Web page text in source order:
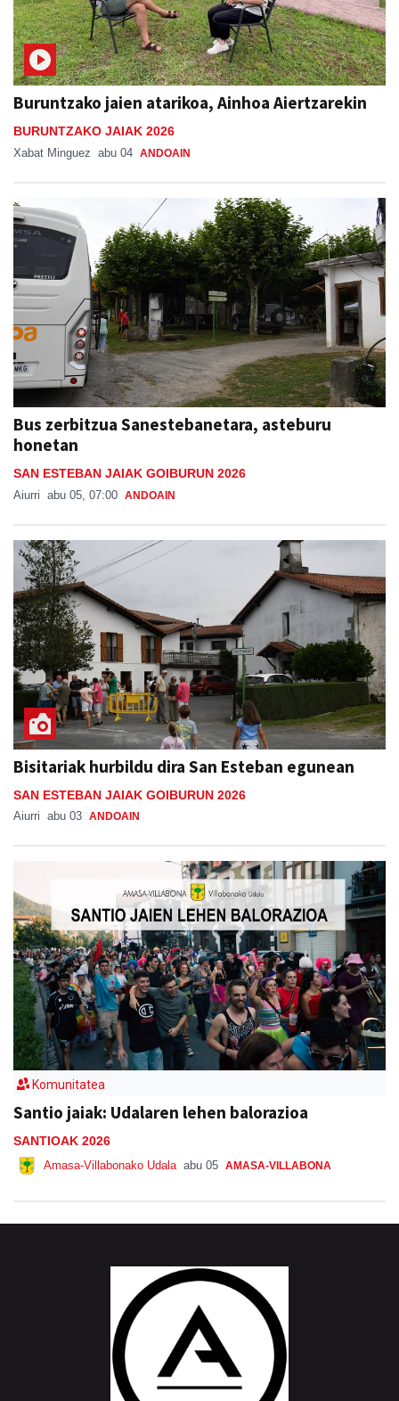
Buruntzako jaien atarikoa, Ainhoa Aiertzarekin
BURUNTZAKO JAIAK 2026
Xabat Minguez abu 04 ANDOAIN
Bus zerbitzua Sanestebanetara, asteburu
honetan
SAN ESTEBAN JAIAK GOIBURUN 2026
Aiurri abu 05, 07:00 ANDOAIN
Bisitariak hurbildu dira San Esteban egunean
SAN ESTEBAN JAIAK GOIBURUN 2026
Aiurri abu 03 ANDOAIN
Komunitatea
Santio jaiak: Udalaren lehen balorazioa
SANTIOAK 2026
Amasa-Villabonako Udala abu 05 AMASA-VILLABONA